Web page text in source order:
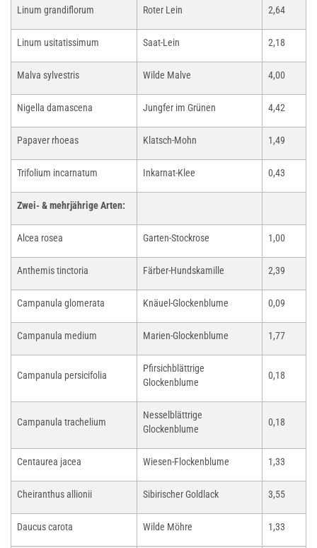
Linum grandiflorum Roter Lein 2,64
Linum usitatissimum Saat-Lein 2,18
Malva sylvestris Wilde Malve 4,00
Nigella damascena Jungfer im Grünen 4,42
Papaver rhoeas Klatsch-Mohn 1,49
Trifolium incarnatum Inkarnat-Klee 0,43
Zwei- & mehrjährige Arten:
Alcea rosea Garten-Stockrose 1,00
Anthemis tinctoria Färber-Hundskamille 2,39
Campanula glomerata Knäuel-Glockenblume 0,09
Campanula medium Marien-Glockenblume 1,77
Campanula persicifolia
Pfirsichblättrige
Glockenblume
0,18
Campanula trachelium
Nesselblättrige
Glockenblume
0,18
Centaurea jacea Wiesen-Flockenblume 1,33
Cheiranthus allionii Sibirischer Goldlack 3,55
Daucus carota Wilde Möhre 1,33